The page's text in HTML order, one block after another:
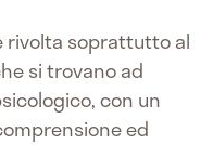
rivolta soprattutto al
si trovano ad
con un
ed